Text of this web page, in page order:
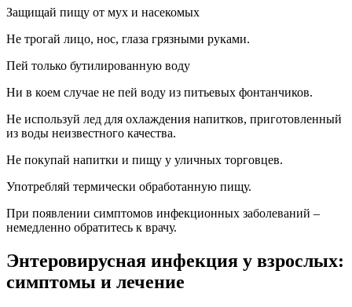
Защищай пищу от мух и насекомых
Не трогай лицо, нос, глаза грязными руками.
Пей только бутилированную воду
Ни в коем случае не пей воду из питьевых фонтанчиков.
Не используй лед для охлаждения напитков, приготовленный
из воды неизвестного качества.
Не покупай напитки и пищу у уличных торговцев.
Употребляй термически обработанную пищу.
При появлении симптомов инфекционных заболеваний –
немедленно обратитесь к врачу.
Энтеровирусная инфекция у взрослых:
симптомы и лечение